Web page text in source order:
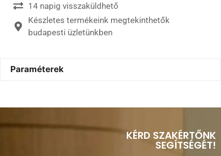
14 napig visszaküldhető
Készletes termékeink megtekinthetők
budapesti üzletünkben
Paraméterek
KÉRD SZAKÉRTŐNK
SEGÍTSÉGÉT!